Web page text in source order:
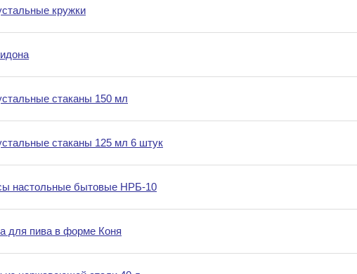
кружки
стаканы 150 мл
стаканы 125 мл 6 штук
настольные бытовые НРБ-10
для пива в форме Коня